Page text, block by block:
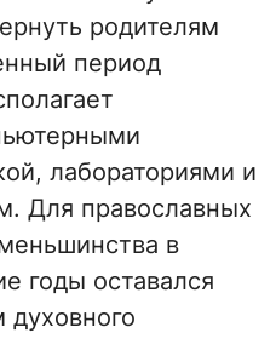
родителям
период
лабораториями и
Для православных
в
годы оставался